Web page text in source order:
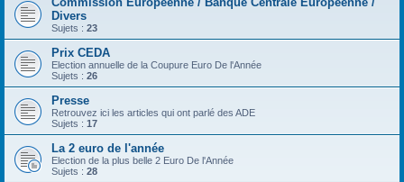
Divers
Sujets : 23
Prix CEDA
Election annuelle de la Coupure Euro De l'Année
Sujets : 26
Presse
Retrouvez ici les articles qui ont parlé des ADE
Sujets : 17
La 2 euro de l'année
Election de la plus belle 2 Euro De l'Année
Sujets : 28